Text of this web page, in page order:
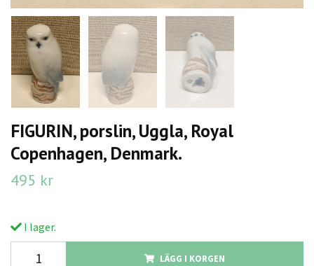
FIGURIN, porslin, Uggla, Royal
Copenhagen, Denmark.
495 kr
I lager.
LÄGG I KORGEN